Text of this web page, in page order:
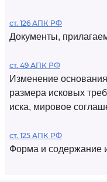
ст. 126 АПК РФ
Документы,
ст. 49 АПК РФ
Изменение
размера исковых
иска, мировое
ст. 125 АПК РФ
Форма и содержание